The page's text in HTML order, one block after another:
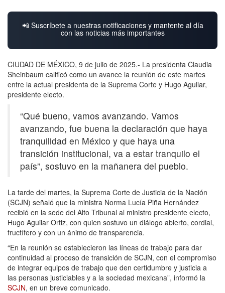
📲 Suscríbete a nuestras notificaciones y mantente al día
con las noticias más importantes
CIUDAD DE MÉXICO, 9 de julio de 2025.- La presidenta Claudia
Sheinbaum calificó como un avance la reunión de este martes
entre la actual presidenta de la Suprema Corte y Hugo Aguilar,
presidente electo.
“Qué bueno, vamos avanzando. Vamos
avanzando, fue buena la declaración que haya
tranquilidad en México y que haya una
transición institucional, va a estar tranquilo el
país”, sostuvo en la mañanera del pueblo.
La tarde del martes, la Suprema Corte de Justicia de la Nación
(SCJN) señaló que la ministra Norma Lucía Piña Hernández
recibió en la sede del Alto Tribunal al ministro presidente electo,
Hugo Aguilar Ortiz, con quien sostuvo un diálogo abierto, cordial,
fructífero y con un ánimo de transparencia.
“En la reunión se establecieron las líneas de trabajo para dar
continuidad al proceso de transición de SCJN, con el compromiso
de integrar equipos de trabajo que den certidumbre y justicia a
las personas justiciables y a la sociedad mexicana”, informó la
SCJN, en un breve comunicado.